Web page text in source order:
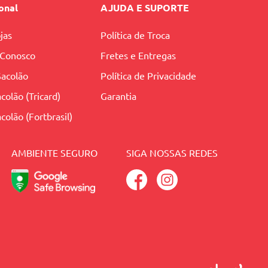
(Tricard)
(Fortbrasil)
AJUDA E SUPORTE
Política de Troca
Fretes e Entregas
Política de Privacidade
Garantia
AMBIENTE SEGURO SIGA NOSSAS REDES